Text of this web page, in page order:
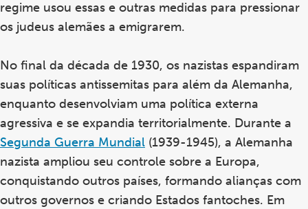
regime usou essas e outras medidas para pressionar
os judeus alemães a emigrarem.
No final da década de 1930, os nazistas espandiram
suas políticas antissemitas para além da Alemanha,
enquanto desenvolviam uma política externa
agressiva e se expandia territorialmente. Durante a
Segunda Guerra Mundial (1939-1945), a Alemanha
nazista ampliou seu controle sobre a Europa,
conquistando outros países, formando alianças com
outros governos e criando Estados fantoches. Em